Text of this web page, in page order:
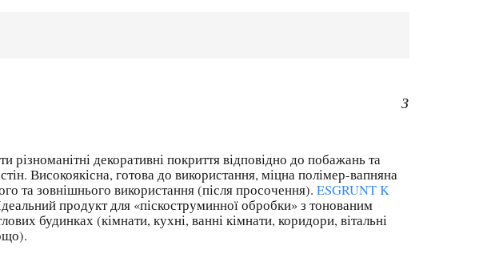
ШТУКАТУРКА З
декоративні покриття відповідно до побажань та
Високоякісна, готова до використання, міцна полімер-вапняна
та зовнішнього використання (після просочення). ESGRUNT K
продукт для «піскоструминної обробки» з тонованим
будинках (кімнати, кухні, ванні кімнати, коридори, вітальні